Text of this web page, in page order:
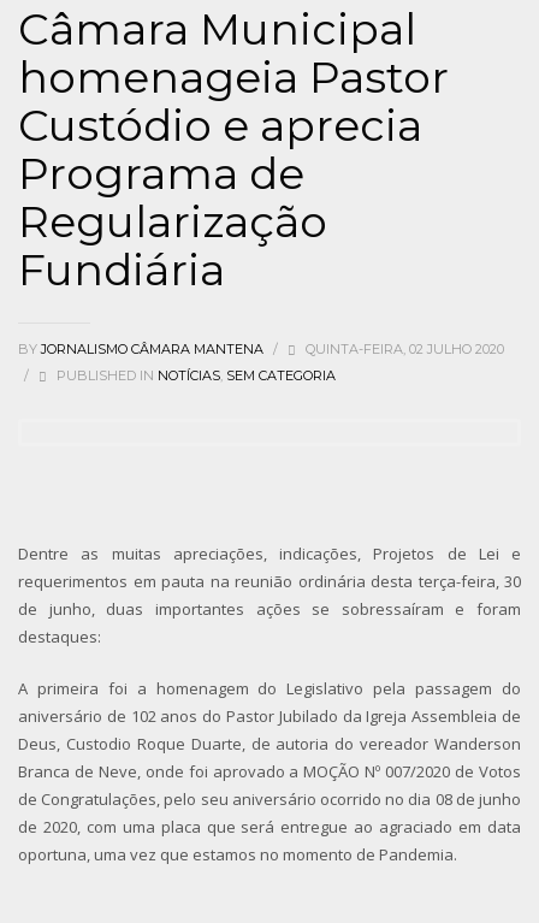
Câmara Municipal
homenageia Pastor
Custódio e aprecia
Programa de
Regularização
Fundiária
BYJORNALISMO CÂMARA MANTENA /
QUINTA-FEIRA, 02 JULHO 2020
/
PUBLISHED IN NOTÍCIAS SEM CATEGORIA
Dentre as muitas apreciações, indicações, Projetos de Lei e
requerimentos em pauta na reunião ordinária desta terça-feira, 30
de junho, duas importantes ações se sobressaíram e foram
destaques:
A primeira foi a homenagem do Legislativo pela passagem do
aniversário de 102 anos do Pastor Jubilado da Igreja Assembleia de
Deus, Custodio Roque Duarte, de autoria do vereador Wanderson
Branca de Neve, onde foi aprovado a MOÇÃO Nº 007/2020 de Votos
de Congratulações, pelo seu aniversário ocorrido no dia 08 de junho
de 2020, com uma placa que será entregue ao agraciado em data
oportuna, uma vez que estamos no momento de Pandemia.